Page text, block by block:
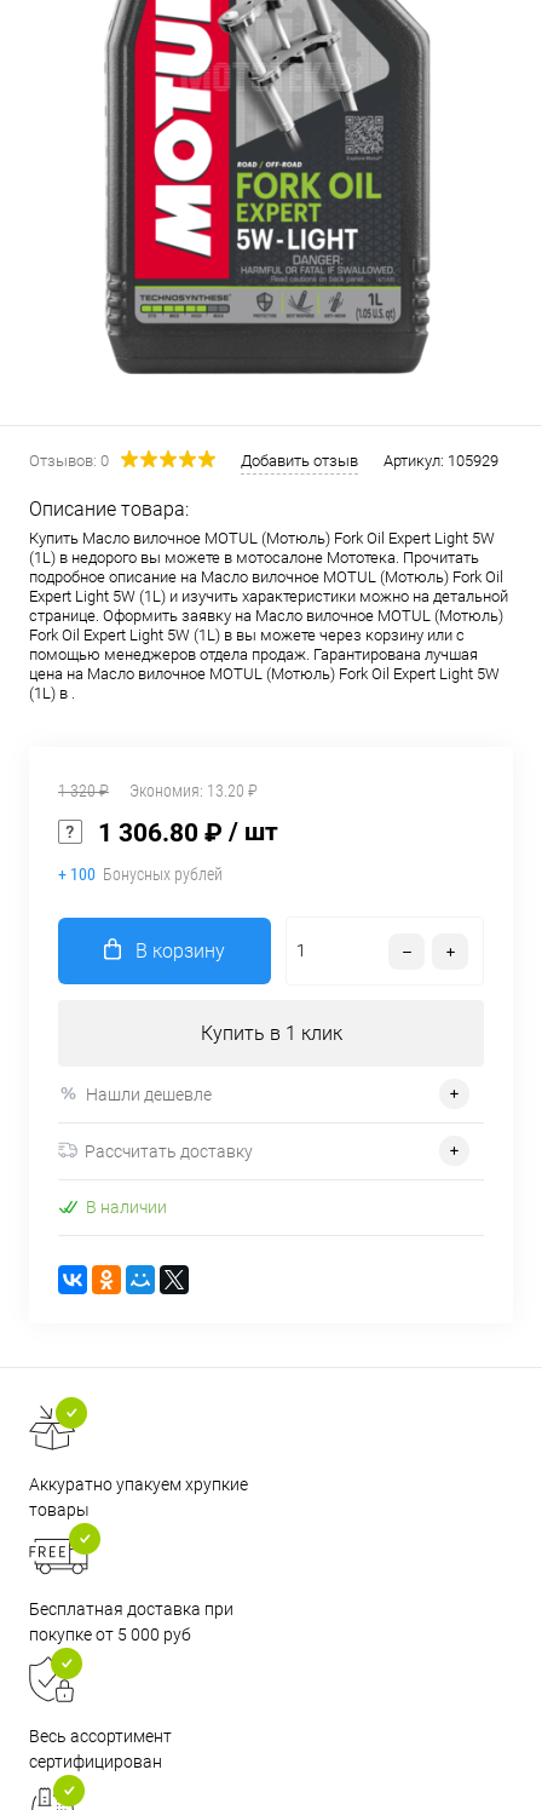
Отзывов: 0 Добавить отзыв Артикул: 105929
Описание товара:
Купить Масло вилочное MOTUL (Мотюль) Fork Oil Expert Light 5W
(1L) в недорого вы можете в мотосалоне Мототека. Прочитать
подробное описание на Масло вилочное MOTUL (Мотюль) Fork Oil
Expert Light 5W (1L) и изучить характеристики можно на детальной
странице. Оформить заявку на Масло вилочное MOTUL (Мотюль)
Fork Oil Expert Light 5W (1L) в вы можете через корзину или с
помощью менеджеров отдела продаж. Гарантирована лучшая
цена на Масло вилочное MOTUL (Мотюль) Fork Oil Expert Light 5W
(1L) в .
1 320 ₽ Экономия: 13.20 ₽
1 306.80 ₽ / шт
+ 100 Бонусных рублей
В корзину
Купить в 1 клик
Нашли дешевле
Рассчитать доставку
В наличии
Аккуратно упакуем хрупкие
товары
Бесплатная доставка при
покупке от 5 000 руб
Весь ассортимент
сертифицирован